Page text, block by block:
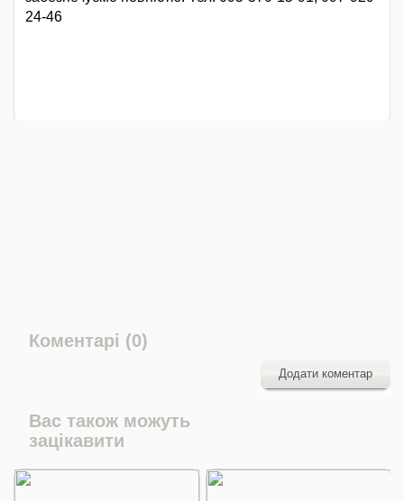
24-46
Коментарі (0)
Додати коментар
Вас також можуть
зацікавити